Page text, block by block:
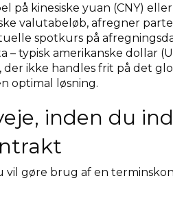
på kinesiske yuan (CNY) eller
valutabeløb, afregner
spotkurs på
typisk amerikanske dollar
ikke handles frit på det
optimal løsning.
inden du
vil gøre brug af en